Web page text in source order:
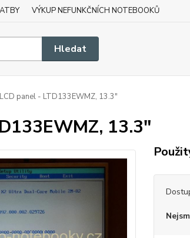
VÝKUP NEFUNKČNÍCH NOTEBOOKŮ
Hledat
LCD panel - LTD133EWMZ, 13.3"
13.3"